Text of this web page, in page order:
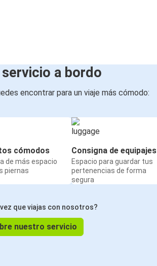
a bordo
encontrar para un viaje más cómodo:
cómodos
de más espacio
piernas
Consigna de equipajes
Espacio para guardar tus
pertenencias de forma
segura
que viajas con nosotros?
nuestro servicio